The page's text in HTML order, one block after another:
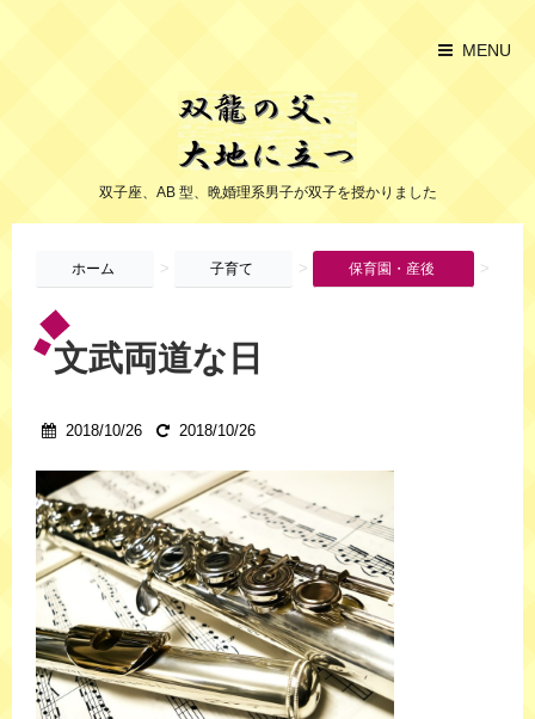
MENU
双子座、AB 型、晩婚理系男子が双子を授かりました
ホーム > 子育て > 保育園・産後 >
文武両道な日
2018/10/26 2018/10/26